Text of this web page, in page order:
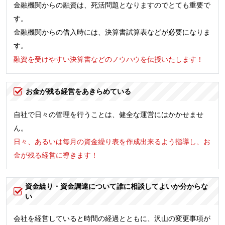
金融機関からの融資は、死活問題となりますのでとても重要で
す。
金融機関からの借入時には、決算書試算表などが必要になりま
す。
融資を受けやすい決算書などのノウハウを伝授いたします！
お金が残る経営をあきらめている
自社で日々の管理を行うことは、健全な運営にはかかせませ
ん。
日々、あるいは毎月の資金繰り表を作成出来るよう指導し、お
金が残る経営に導きます！
資金繰り・資金調達について誰に相談してよいか分からな
い
会社を経営していると時間の経過とともに、沢山の変更事項が